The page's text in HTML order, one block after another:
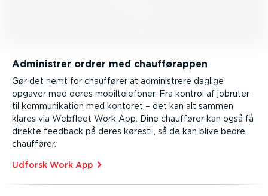
Administrer ordrer med chauf­førappen
Gør det nemt for chauffører at admini­strere daglige
opgaver med deres mobil­te­le­foner. Fra kontrol af jobruter
til kommu­ni­kation med kontoret – det kan alt sammen
klares via Webfleet Work App. Dine chauffører kan også få
direkte feedback på deres kørestil, så de kan blive bedre
chauffører.
Udforsk Work App